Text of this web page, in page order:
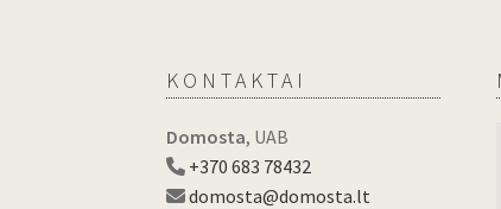
KONTAKTAI
Domosta, UAB
+370 683 78432
domosta@domosta.lt